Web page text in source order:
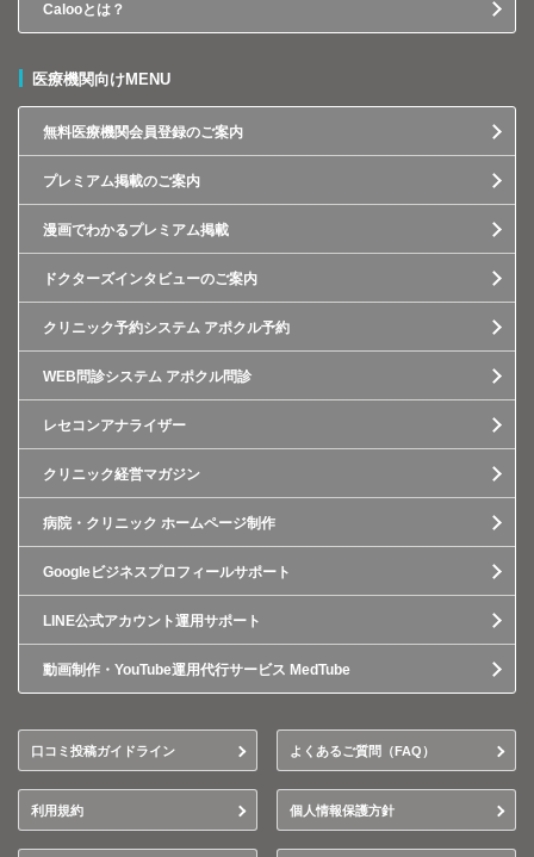
Calooとは？
医療機関向けMENU
無料医療機関会員登録のご案内
プレミアム掲載のご案内
漫画でわかるプレミアム掲載
ドクターズインタビューのご案内
クリニック予約システム アポクル予約
WEB問診システム アポクル問診
レセコンアナライザー
クリニック経営マガジン
病院・クリニック ホームページ制作
Googleビジネスプロフィールサポート
LINE公式アカウント運用サポート
動画制作・YouTube運用代行サービス MedTube
口コミ投稿ガイドライン よくあるご質問（FAQ）
利用規約 個人情報保護方針